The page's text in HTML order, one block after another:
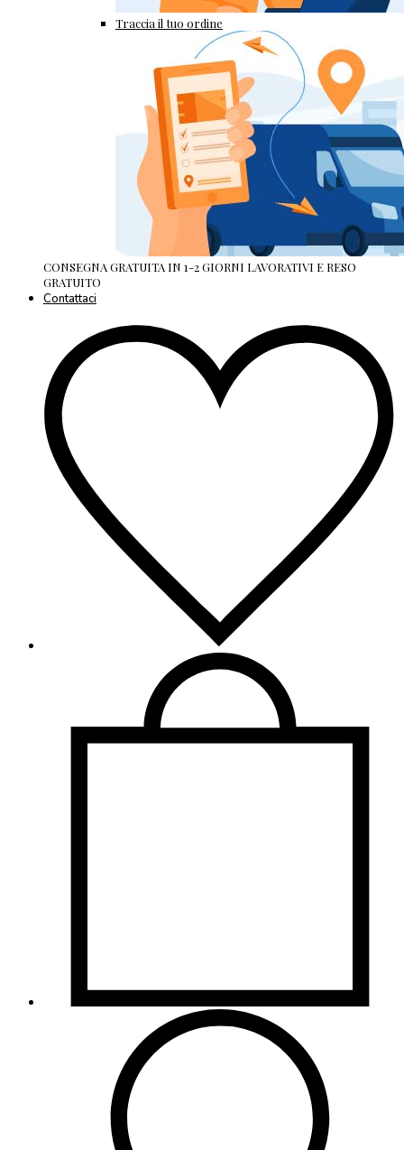
Traccia il tuo ordine
CONSEGNA GRATUITA IN 1-2 GIORNI LAVORATIVI E RESO
GRATUITO
Contattaci